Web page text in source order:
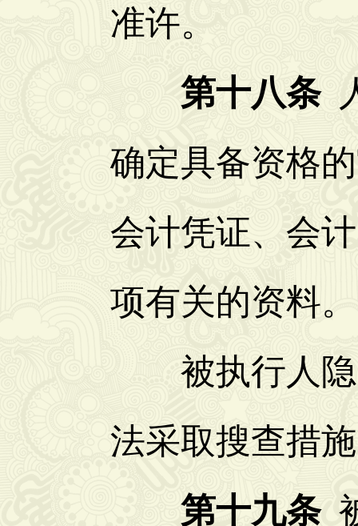
准许。
第十八条
确定具备资格
会计凭证、会
项有关的资料。
被执行人隐
法采取搜查措
第十九条